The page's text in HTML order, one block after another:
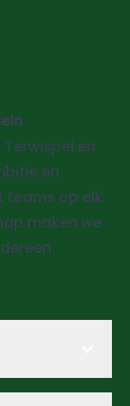
en
en
teams op elk
maken we